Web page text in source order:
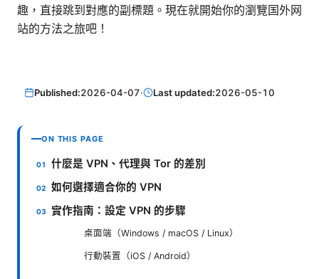
趣，直接跳到對應的副標題。現在就開始你的瀏覽国外网
站的方法之旅吧！
Published:2026-04-07· Last updated:2026-05-10
ON THIS PAGE
什麼是 VPN、代理與 Tor 的差別
如何選擇適合你的 VPN
實作指南：設定 VPN 的步驟
桌面端（Windows / macOS / Linux）
行動裝置（iOS / Android）